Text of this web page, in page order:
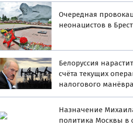
Очередная
неонацистов в
Белоруссия
счёта текущих
налогового
Назначение
политика Москвы в